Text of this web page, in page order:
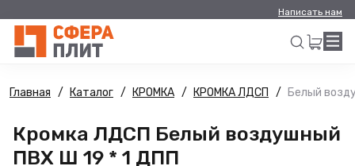
Написать нам
Искать
Главная Каталог КРОМКА КРОМКА ЛДСП Белый
Кромка ЛДСП Белый воздушный
ПВХ Ш 19 * 1 ДПП